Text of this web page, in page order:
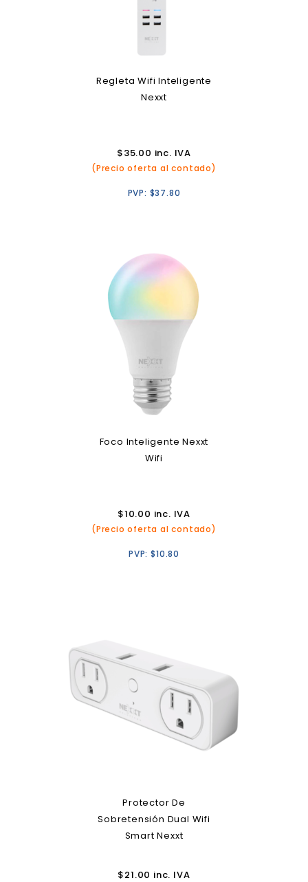
Regleta Wifi Inteligente
Nexxt
$35.00 inc. IVA
(Precio oferta al contado)
PVP: $37.80
Foco Inteligente Nexxt
Wifi
$10.00 inc. IVA
(Precio oferta al contado)
PVP:$10.80
Protector De
Sobretensión Dual Wifi
Smart Nexxt
$21.00 inc. IVA